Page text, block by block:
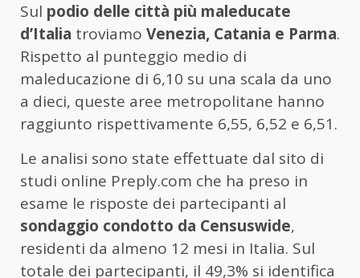
Sul podio delle città più maleducate
d’Italia troviamo Venezia, Catania e Parma.
Rispetto al punteggio medio di
maleducazione di 6,10 su una scala da uno
a dieci, queste aree metropolitane hanno
raggiunto rispettivamente 6,55, 6,52 e 6,51.
Le analisi sono state effettuate dal sito di
studi online Preply.com che ha preso in
esame le risposte dei partecipanti al
sondaggio condotto da Censuswide,
residenti da almeno 12 mesi in Italia. Sul
totale dei partecipanti, il 49,3% si identifica